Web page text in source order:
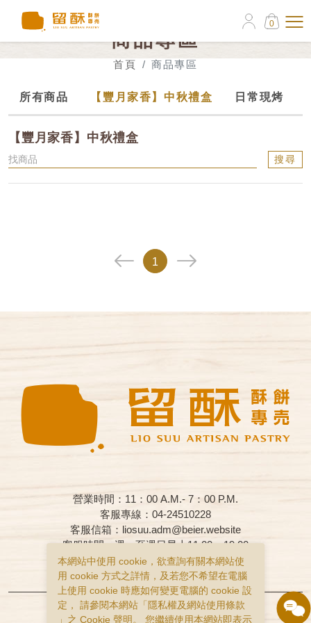
0
商品專區
首頁 商品專區
所有商品 【豐月家香】中秋禮盒 日常現烤
【豐月家香】中秋禮盒
搜尋
1
營業時間：11：00 A.M.- 7：00 P.M.
客服專線：04-24510228
客服信箱：liosuu.adm@beier.website
客服時間：週一至週日早上11:00 – 19:00
購物說明 隱私權政策 服務條款
Copyright © liosuu All Rights Reserved.
食品業者登錄字號：B-193553569-00000-4
本網站中使用 cookie，欲查詢有關本網站使
用 cookie 方式之詳情，及若您不希望在電腦
上使用 cookie 時應如何變更電腦的 cookie 設
定， 請參閱本網站「 隱私權及網站使用條款
」之 Cookie 聲明。 您繼續使用本網站即表示